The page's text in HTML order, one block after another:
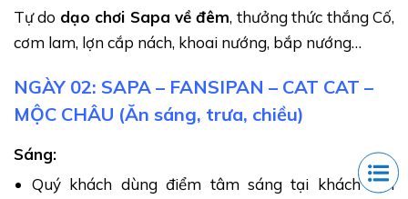
theo dõi trong bài viết dưới đây nhé!
Sapa - Vùng đất Sương mù huyền ảo
Nằm dưới chân dãy Hoàng Liên Sơn hùng vĩ, Sapa nổi
tiếng hút khách bởi khí hậu quanh năm mát mẻ,
hoá bản địa đặc sắc. Trong đó không thể không kể
đến "Nóc nhà Đông Dương" Fansipan và Bản Cát Cát.
Tự do dạo chơi Sapa về đêm, thưởng thức thắng Cố,
cơm lam, lợn cắp nách, khoai nướng, bắp nướng…
NGÀY 02: SAPA – FANSIPAN – CAT CAT –
MỘC CHÂU (Ăn sáng, trưa, chiều)
Sáng:
Quý khách dùng điểm tâm sáng tại khách sạn